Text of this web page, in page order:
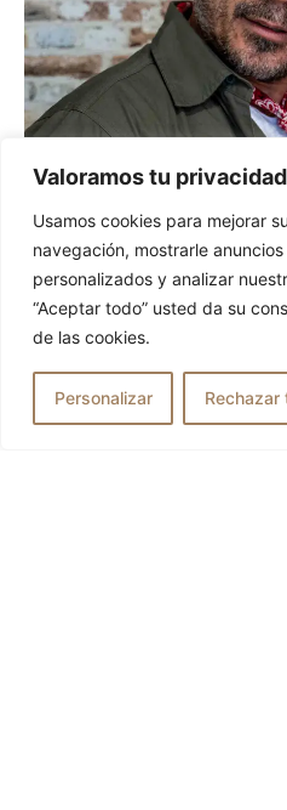
Valoramos tu privacidad
Usamos cookies para mejorar
navegación, mostrarle
personalizados y analizar
“Aceptar todo” usted da su
de las cookies.
Personalizar Rechazar
Gorra
Boinas